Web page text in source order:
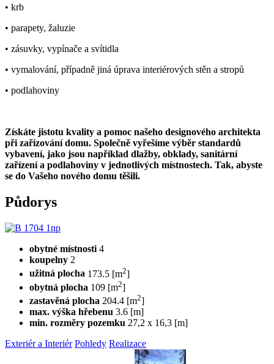
• krb
• parapety, žaluzie
• zásuvky, vypínače a svítidla
• vymalování, případně jiná úprava interiérových stěn a stropů
• podlahoviny
Získáte jistotu kvality a pomoc našeho designového architekta
při zařizování domu. Společně vyřešíme výběr standardů
vybavení, jako jsou například dlažby, obklady, sanitární
zařízení a podlahoviny v jednotlivých místnostech. Tak, abyste
se do Vašeho nového domu těšili.
Půdorys
obytné místnosti 4
koupelny 2
užitná plocha 173.5 [m2]
obytná plocha 109 [m2]
zastavěná plocha 204.4 [m2]
max. výška hřebenu 3.6 [m]
min. rozměry pozemku 27,2 x 16,3 [m]
Exteriér a Interiér Pohledy Realizace